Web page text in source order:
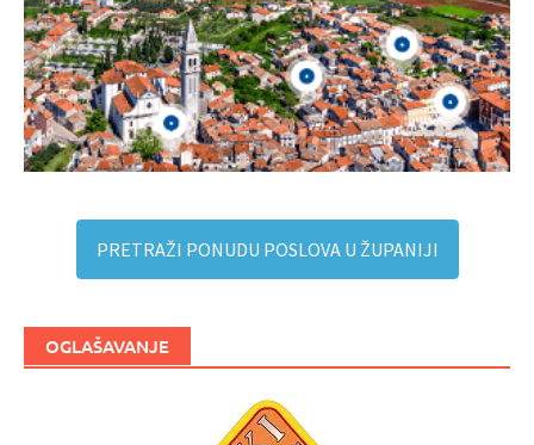
PRETRAŽI PONUDU POSLOVA U ŽUPANIJI
OGLAŠAVANJE